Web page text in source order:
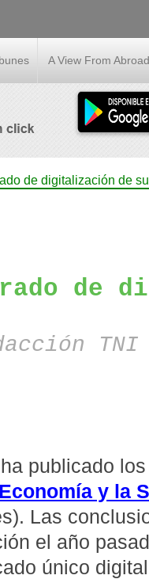
A View From Abroad
de digitalización de
de
publicado
y la
Las
el año
único